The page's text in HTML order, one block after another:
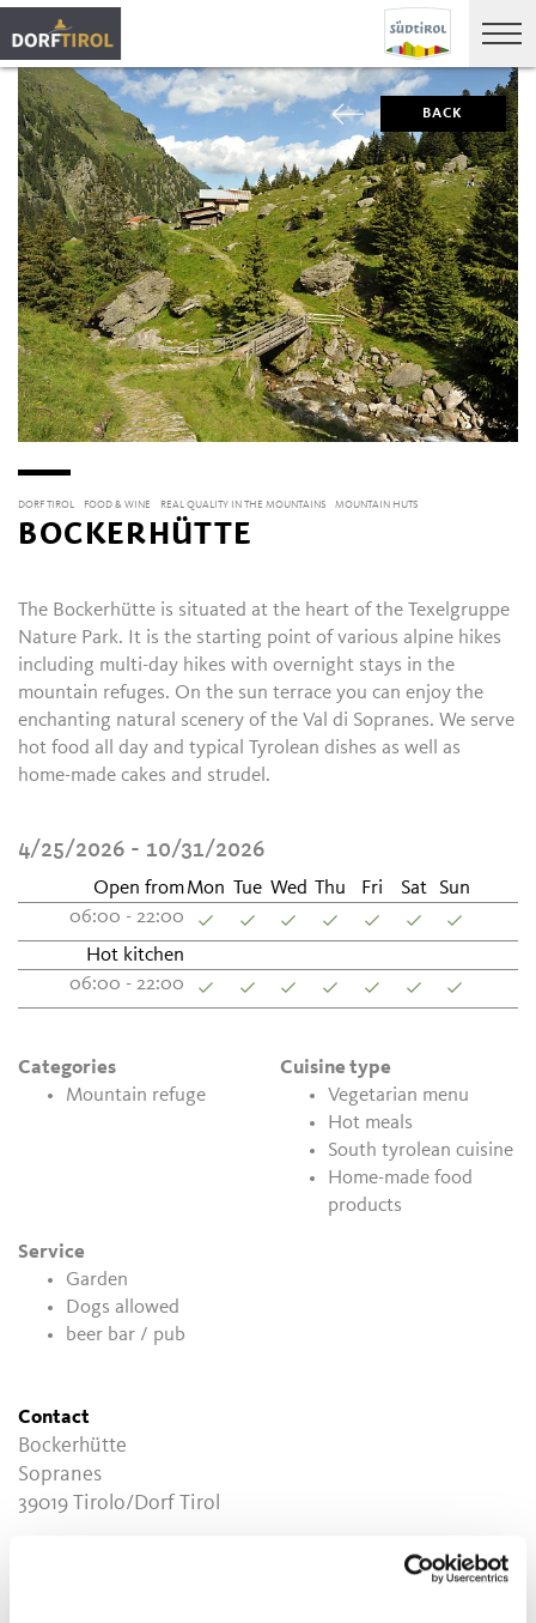
BACK
DORF TIROL FOOD & WINE REAL QUALITY IN THE MOUNTAINS MOUNTAIN HUTS
BOCKERHÜTTE
The Bockerhütte is situated at the heart of the Texelgruppe
Nature Park. It is the starting point of various alpine hikes
including multi-day hikes with overnight stays in the
mountain refuges. On the sun terrace you can enjoy the
enchanting natural scenery of the Val di Sopranes. We serve
hot food all day and typical Tyrolean dishes as well as
home-made cakes and strudel.
4/25/2026 - 10/31/2026
Open fromMon Tue Wed Thu Fri Sat
Sun
06:00 - 22:00
Hot kitchen
06:00 - 22:00
Categories
Mountain refuge
Cuisine type
Vegetarian menu
Hot meals
South tyrolean cuisine
Home-made food
products
Service
Garden
Dogs allowed
beer bar / pub
Contact
Bockerhütte
Sopranes
39019 Tirolo/Dorf Tirol